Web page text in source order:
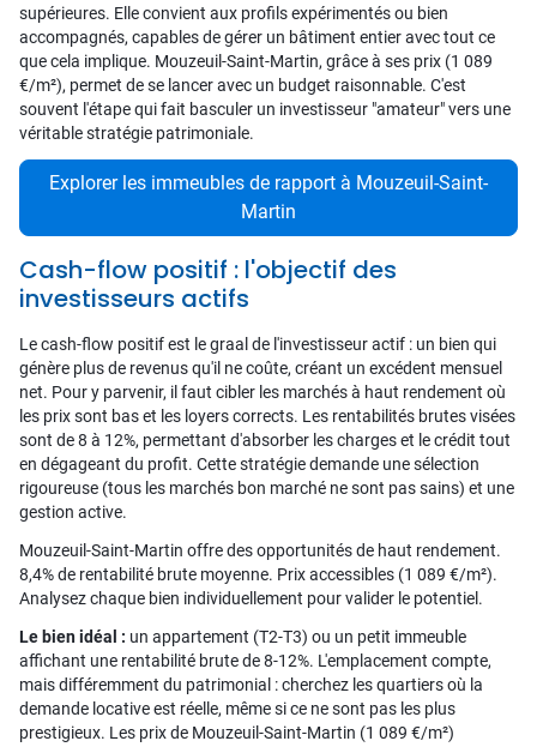
supérieures. Elle convient aux profils expérimentés ou bien
accompagnés, capables de gérer un bâtiment entier avec tout ce
que cela implique. Mouzeuil-Saint-Martin, grâce à ses prix (1 089
€/m²), permet de se lancer avec un budget raisonnable. C'est
souvent l'étape qui fait basculer un investisseur "amateur" vers une
véritable stratégie patrimoniale.
Explorer les immeubles de rapport à Mouzeuil-Saint-
Martin
Cash-flow positif : l'objectif des
investisseurs actifs
Le cash-flow positif est le graal de l'investisseur actif : un bien qui
génère plus de revenus qu'il ne coûte, créant un excédent mensuel
net. Pour y parvenir, il faut cibler les marchés à haut rendement où
les prix sont bas et les loyers corrects. Les rentabilités brutes visées
sont de 8 à 12%, permettant d'absorber les charges et le crédit tout
en dégageant du profit. Cette stratégie demande une sélection
rigoureuse (tous les marchés bon marché ne sont pas sains) et une
gestion active.
Mouzeuil-Saint-Martin offre des opportunités de haut rendement.
8,4% de rentabilité brute moyenne. Prix accessibles (1 089 €/m²).
Analysez chaque bien individuellement pour valider le potentiel.
Le bien idéal : un appartement (T2-T3) ou un petit immeuble
affichant une rentabilité brute de 8-12%. L'emplacement compte,
mais différemment du patrimonial : cherchez les quartiers où la
demande locative est réelle, même si ce ne sont pas les plus
prestigieux. Les prix de Mouzeuil-Saint-Martin (1 089 €/m²)